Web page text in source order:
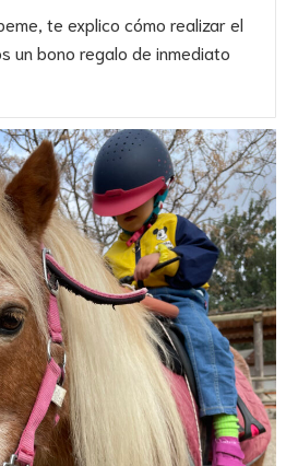
te explico cómo realizar el
un bono regalo de inmediato